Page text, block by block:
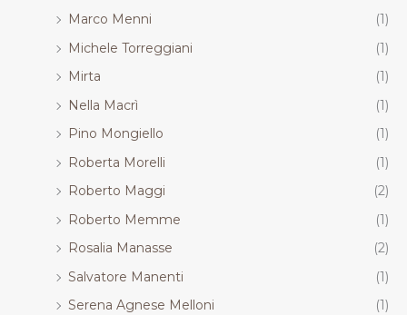
Marco Menni
(1)
Michele Torreggiani
(1)
Mirta
(1)
Nella Macrì
(1)
Pino Mongiello
(1)
Roberta Morelli
(1)
Roberto Maggi
(2)
Roberto Memme
(1)
Rosalia Manasse
(2)
Salvatore Manenti
(1)
Serena Agnese Melloni
(1)